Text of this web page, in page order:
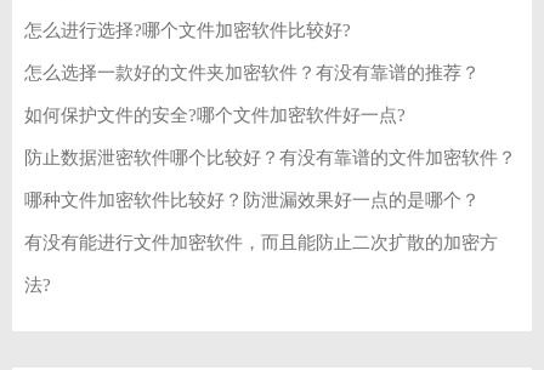
怎么进行选择?哪个文件加密软件比较好?
怎么选择一款好的文件夹加密软件？有没有靠谱的推荐？
如何保护文件的安全?哪个文件加密软件好一点?
防止数据泄密软件哪个比较好？有没有靠谱的文件加密软件？
哪种文件加密软件比较好？防泄漏效果好一点的是哪个？
有没有能进行文件加密软件，而且能防止二次扩散的加密方
法?